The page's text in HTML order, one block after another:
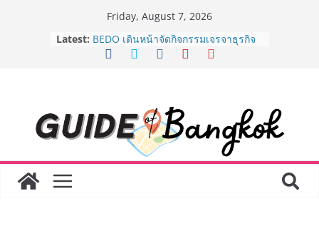
Friday, August 7, 2026
Latest: BEDO เดินหน้าจัดกิจกรรมเจรจาธุรกิจ
“BIO TRADE CONNECT 2026” ยก
สด ดอกไม้ประดิษฐ์ พวงมาลัย และสังฆ
ภัณฑ์ครบวงจร ขอเชิญเลือกซื้อมาลัย
และของขวัญต้อนรับวันแม่ เปิดให้
บริการทุกวันตลอด 24 ชั่วโมง
Guangzhou Yinghao School เผยวิสัย